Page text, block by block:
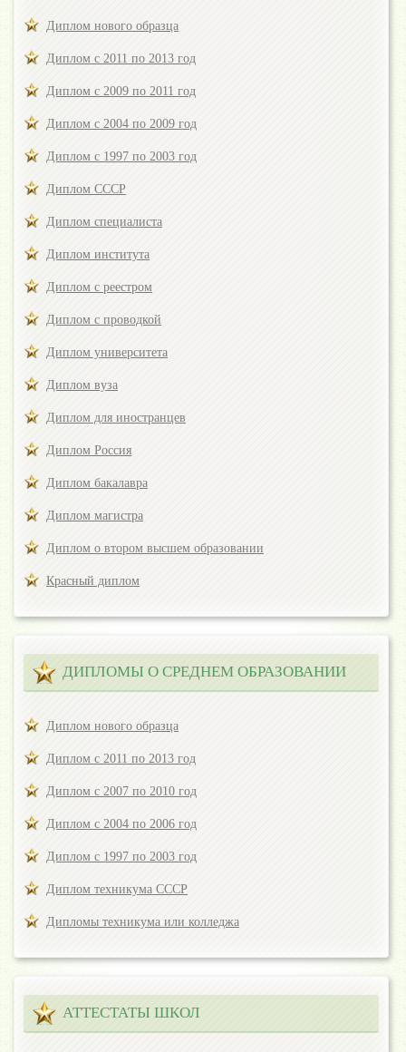
Диплом нового образца
Диплом с 2011 по 2013 год
Диплом с 2009 по 2011 год
Диплом с 2004 по 2009 год
Диплом с 1997 по 2003 год
Диплом СССР
Диплом специалиста
Диплом института
Диплом с реестром
Диплом с проводкой
Диплом университета
Диплом вуза
Диплом для иностранцев
Диплом Россия
Диплом бакалавра
Диплом магистра
Диплом о втором высшем образовании
Красный диплом
ДИПЛОМЫ О СРЕДНЕМ ОБРАЗОВАНИИ
Диплом нового образца
Диплом с 2011 по 2013 год
Диплом с 2007 по 2010 год
Диплом с 2004 по 2006 год
Диплом с 1997 по 2003 год
Диплом техникума СССР
Дипломы техникума или колледжа
АТТЕСТАТЫ ШКОЛ